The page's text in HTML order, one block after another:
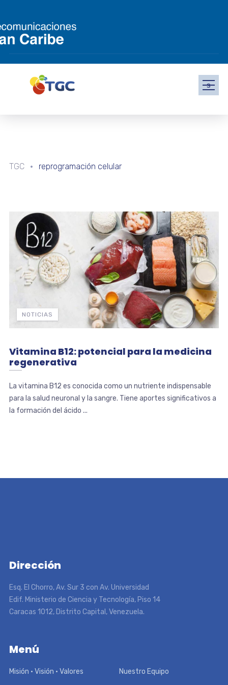
s
TGC reprogramación celular
NOTICIAS
Vitamina B12: potencial para la medicina
regenerativa
La vitamina B12 es conocida como un nutriente indispensable
para la salud neuronal y la sangre. Tiene aportes significativos a
la formación del ácido ...
Dirección
Esq. El Chorro, Av. Sur 3 con Av. Universidad
Edif. Ministerio de Ciencia y Tecnología, Piso 14
Caracas 1012, Distrito Capital, Venezuela.
Menú
Misión • Visión • Valores Nuestro Equipo